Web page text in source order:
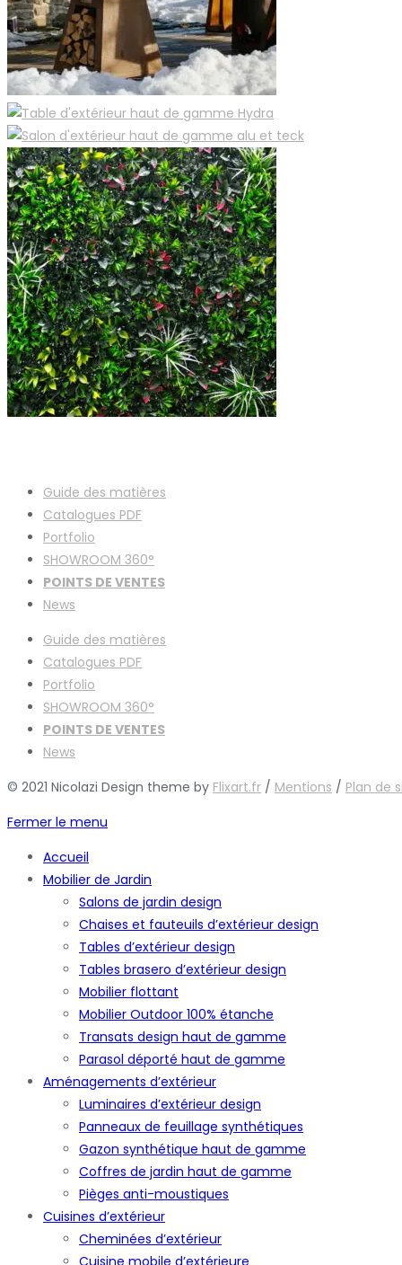
Guide des matières
Catalogues PDF
Portfolio
SHOWROOM 360°
POINTS DE VENTES
News
Guide des matières
Catalogues PDF
Portfolio
SHOWROOM 360°
POINTS DE VENTES
News
© 2021 Nicolazi Design theme by Flixart.fr / Mentions / Plan de
Fermer le menu
Accueil
Mobilier de Jardin
Salons de jardin design
Chaises et fauteuils d’extérieur design
Tables d’extérieur design
Tables brasero d’extérieur design
Mobilier flottant
Mobilier Outdoor 100% étanche
Transats design haut de gamme
Parasol déporté haut de gamme
Aménagements d’extérieur
Luminaires d’extérieur design
Panneaux de feuillage synthétiques
Gazon synthétique haut de gamme
Coffres de jardin haut de gamme
Pièges anti-moustiques
Cuisines d’extérieur
Cheminées d’extérieur
Cuisine mobile d’extérieure